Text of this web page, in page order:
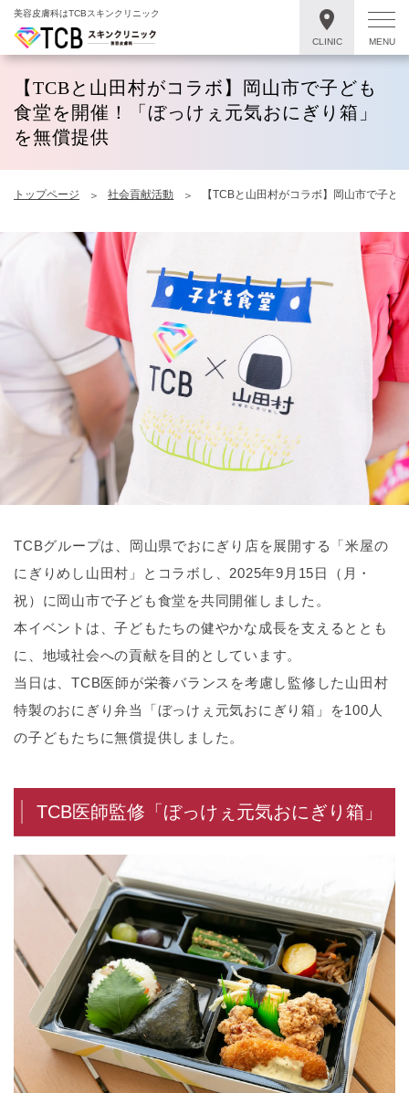
美容皮膚科はTCBスキンクリニック
【TCBと山田村がコラボ】岡山市で子ども
食堂を開催！「ぼっけぇ元気おにぎり箱」
を無償提供
トップページ 社会貢献活動 【TCBと山田村がコラボ】岡山市で子
TCBグループは、岡山県でおにぎり店を展開する「米屋の
にぎりめし山田村」とコラボし、2025年9月15日（月・
祝）に岡山市で子ども食堂を共同開催しました。
本イベントは、子どもたちの健やかな成長を支えるととも
に、地域社会への貢献を目的としています。
当日は、TCB医師が栄養バランスを考慮し監修した山田村
特製のおにぎり弁当「ぼっけぇ元気おにぎり箱」を100人
の子どもたちに無償提供しました。
TCB医師監修「ぼっけぇ元気おにぎり箱」
CLINIC MENU